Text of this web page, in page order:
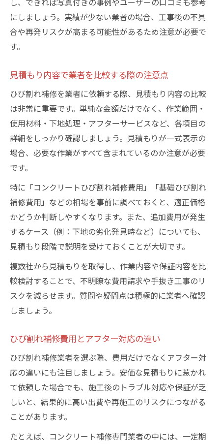
にしましょう。実績が少ない業者の場合、工事後の不具
合や再発リスクが高まる可能性があるため注意が必要で
す。
見積もり内容で業者を比較する際の注意点
ひび割れ補修を業者に依頼する際、見積もり内容の比較
は非常に重要です。単純な金額だけでなく、作業範囲・
使用材料・下地処理・アフターサービスなど、各項目の
詳細をしっかり確認しましょう。見積もりが一式表示の
場合、必要な作業がすべて含まれているのか注意が必要
です。
特に「コンクリートひび割れ補修費用」「基礎ひび割れ
補修費用」などの相場を事前に調べておくと、適正価格
かどうか判断しやすくなります。また、追加費用が発生
するケース（例：下地の劣化発見時など）についても、
見積もり段階で説明を受けておくことが大切です。
複数社から見積もりを取得し、作業内容や保証内容を比
較検討することで、不明瞭な費用請求や手抜き工事のリ
スクを減らせます。質問や疑問点は積極的に業者へ確認
しましょう。
ひび割れ補修費用とアフター対応の違い
ひび割れ補修業者を選ぶ際、費用だけでなくアフター対
応の違いにも注目しましょう。安価な見積もりに惹かれ
て依頼した場合でも、施工後のトラブル対応や保証が乏
しいと、結果的に高い出費や再施工のリスクにつながる
ことがあります。
たとえば、コンクリート補修専門業者の中には、一定期